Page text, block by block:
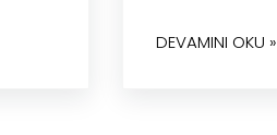
DEVAMINI OKU »